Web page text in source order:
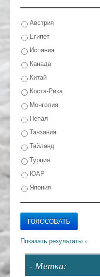
Австрия
Египет
Испания
Канада
Китай
Коста-Рика
Монголия
Непал
Танзания
Тайланд
Турция
ЮАР
Япония
- Метки: